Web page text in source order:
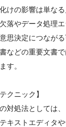
けの影響は単な
落やデータ処理
思決定につなが
などの重要文書
す。
クニック】
対処法としては
キストエディタ